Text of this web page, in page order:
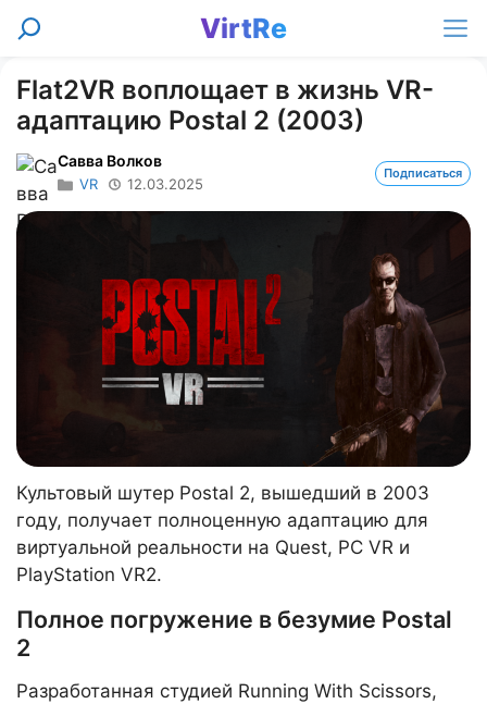
Перейти
VirtRe
Поиск
Flat2VR воплощает в жизнь VR-
адаптацию Postal 2 (2003)
Савва Волков
VR 12.03.2025
Подписаться
Культовый шутер Postal 2, вышедший в 2003
году, получает полноценную адаптацию для
виртуальной реальности на Quest, PC VR и
PlayStation VR2.
Полное погружение в безумие Postal
2
Разработанная студией Running With Scissors,